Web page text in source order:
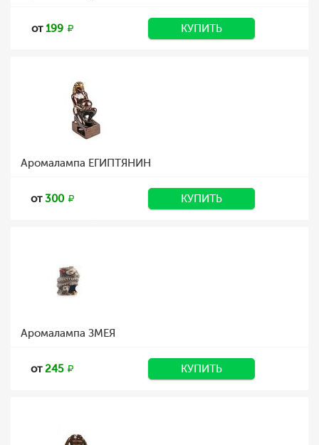
от199 КУПИТЬ
Аромалампа ЕГИПТЯНИН
от300 КУПИТЬ
Аромалампа ЗМЕЯ
от245 КУПИТЬ